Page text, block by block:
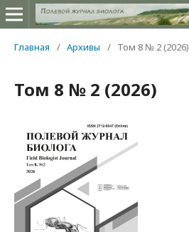
Главная / Архивы / Том 8 № 2 (2026)
Том 8 № 2 (2026)